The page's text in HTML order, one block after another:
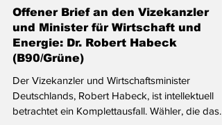
17. Nov. 2024
2 Min. Lesezeit
Offener Brief an den Vizekanzler
und Minister für Wirtschaft und
Energie: Dr. Robert Habeck
(B90/Grüne)
Der Vizekanzler und Wirtschaftsminister
Deutschlands, Robert Habeck, ist intellektuell